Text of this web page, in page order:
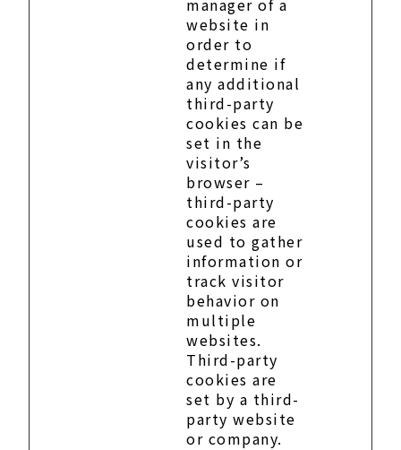
manager of a
website in
order to
determine if
any additional
third-party
cookies can be
set in the
visitor’s
browser –
third-party
cookies are
used to gather
information or
track visitor
behavior on
multiple
websites.
Third-party
cookies are
set by a third-
party website
or company.